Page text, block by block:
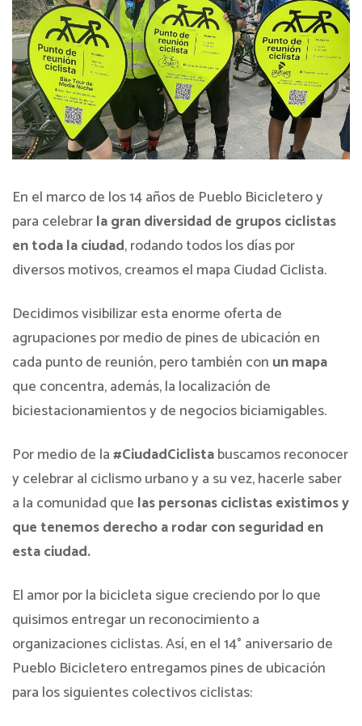
En el marco de los 14 años de Pueblo Bicicletero y
para celebrarla gran diversidad de grupos ciclistas
en toda la ciudad, rodando todos los días por
diversos motivos, creamos el mapa Ciudad Ciclista.
Decidimos visibilizar esta enorme oferta de
agrupaciones por medio de pines de ubicación en
cada punto de reunión, pero también con un mapa
que concentra, además, la localización de
biciestacionamientos y de negocios biciamigables.
Por medio de la#CiudadCiclistabuscamos reconocer
y celebrar al ciclismo urbano y a su vez, hacerle saber
a la comunidad que las personas ciclistas existimos y
que tenemos derecho a rodar con seguridad en
esta ciudad.
El amor por la bicicleta sigue creciendo por lo que
quisimos entregar un reconocimiento a
organizaciones ciclistas. Así, en el 14° aniversario de
Pueblo Bicicletero entregamos pines de ubicación
para los siguientes colectivos ciclistas: